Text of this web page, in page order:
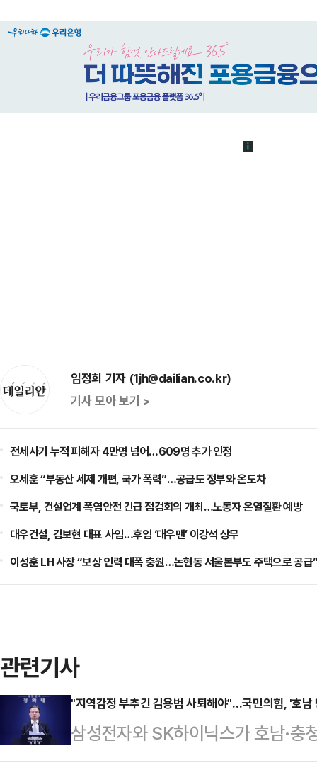
임정희 기자 (1jh@dailian.co.kr)
기사 모아 보기 >
전세사기 누적 피해자 4만명 넘어…609명 추가 인정
오세훈 “부동산 세제 개편, 국가 폭력”…공급도 정부와 온도차
국토부, 건설업계 폭염안전 긴급 점검회의 개최…노동자 온열질환 예방
대우건설, 김보현 대표 사임…후임 ‘대우맨’ 이강석 상무
이성훈 LH 사장 “보상 인력 대폭 충원…논현동 서울본부도 주택으로 공급
관련기사
"지역감정 부추긴 김용범 사퇴해야"…국민의힘, '호남
삼성전자와 SK하이닉스가 호남·충
자하는 것을 두고 정치권을 중심으